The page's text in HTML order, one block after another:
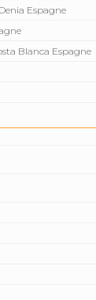
Espagne
Blanca Espagne